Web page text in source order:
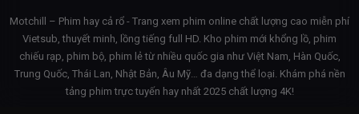
Motchill – Phim hay cả rổ - Trang xem phim online chất lượng cao miễn phí
Vietsub, thuyết minh, lồng tiếng full HD. Kho phim mới khổng lồ, phim
chiếu rạp, phim bộ, phim lẻ từ nhiều quốc gia như Việt Nam, Hàn Quốc,
Trung Quốc, Thái Lan, Nhật Bản, Âu Mỹ… đa dạng thể loại. Khám phá nền
tảng phim trực tuyến hay nhất 2025 chất lượng 4K!